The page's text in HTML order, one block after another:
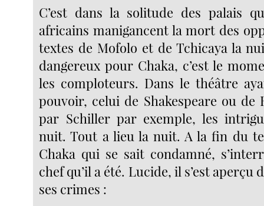
C’est dans la solitude des palais
africains manigancent la mort des
textes de Mofolo et de Tchicaya la
dangereux pour Chaka, c’est le
les comploteurs. Dans le théâtre
pouvoir, celui de Shakespeare ou de
par Schiller par exemple, les
nuit. Tout a lieu la nuit. A la fin du
Chaka qui se sait condamné,
chef qu’il a été. Lucide, il s’est aperçu
ses crimes :